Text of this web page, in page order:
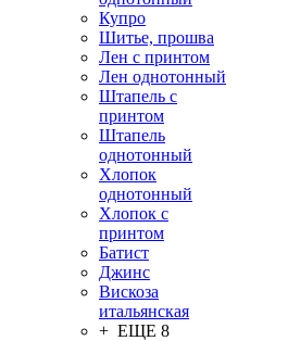
Купро
Шитье, прошва
Лен с принтом
Лен однотонный
Штапель с
принтом
Штапель
однотонный
Хлопок
однотонный
Хлопок с
принтом
Батист
Джинс
Вискоза
итальянская
+ ЕЩЕ 8